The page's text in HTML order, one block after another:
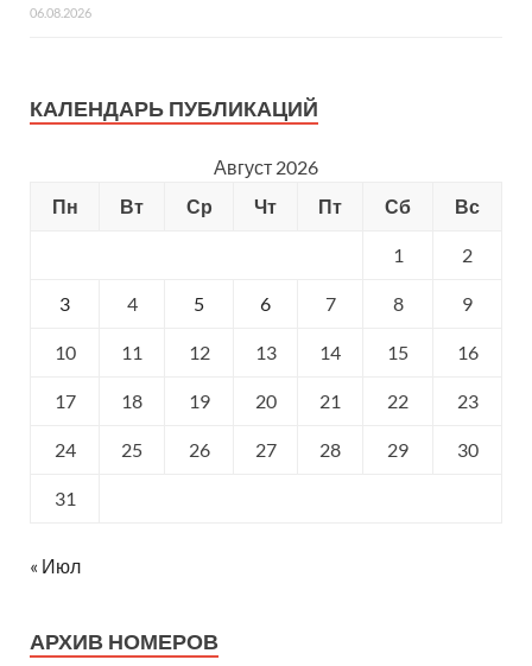
06.08.2026
КАЛЕНДАРЬ ПУБЛИКАЦИЙ
Август 2026
Пн
Вт Ср Чт Пт Сб Вс
1 2
3 4 5 6 7 8 9
10 11 12 13 14 15 16
17 18 19 20 21 22 23
24 25 26 27 28 29 30
31
« Июл
АРХИВ НОМЕРОВ